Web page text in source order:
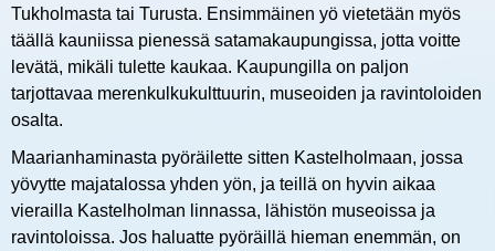
Tukholmasta tai Turusta. Ensimmäinen yö vietetään myös
täällä kauniissa pienessä satamakaupungissa, jotta voitte
levätä, mikäli tulette kaukaa. Kaupungilla on paljon
tarjottavaa merenkulkukulttuurin, museoiden ja ravintoloiden
osalta.
Maarianhaminasta pyöräilette sitten Kastelholmaan, jossa
yövytte majatalossa yhden yön, ja teillä on hyvin aikaa
vierailla Kastelholman linnassa, lähistön museoissa ja
ravintoloissa. Jos haluatte pyöräillä hieman enemmän, on